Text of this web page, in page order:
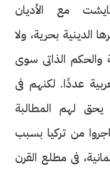
مع الأديان
الدينية بحرية، ولا
والحكم الذاتى سوى
عددًا. لكنهم فى
يحق لهم المطالبة
منهم قد هاجروا من تركيا بسبب
فى مطلع القرن